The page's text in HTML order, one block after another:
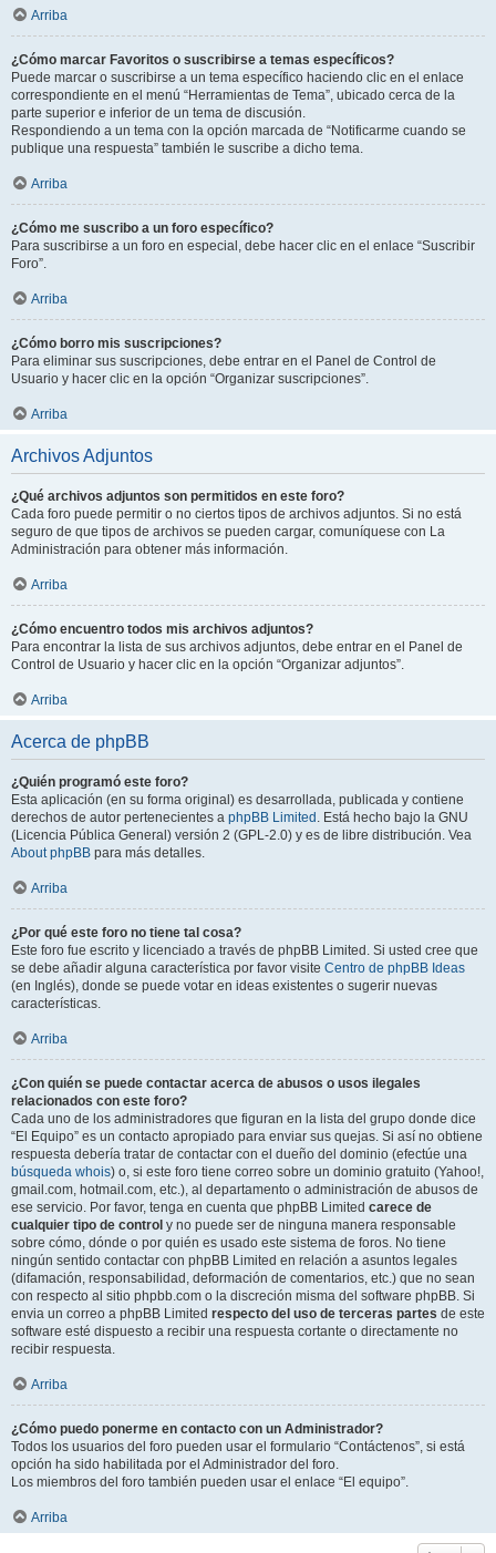
Arriba
¿Cómo marcar Favoritos o suscribirse a temas específicos?
Puede marcar o suscribirse a un tema específico haciendo clic en el enlace
correspondiente en el menú “Herramientas de Tema”, ubicado cerca de la
parte superior e inferior de un tema de discusión.
Respondiendo a un tema con la opción marcada de “Notificarme cuando se
publique una respuesta” también le suscribe a dicho tema.
Arriba
¿Cómo me suscribo a un foro específico?
Para suscribirse a un foro en especial, debe hacer clic en el enlace “Suscribir
Foro”.
Arriba
¿Cómo borro mis suscripciones?
Para eliminar sus suscripciones, debe entrar en el Panel de Control de
Usuario y hacer clic en la opción “Organizar suscripciones”.
Arriba
Archivos Adjuntos
¿Qué archivos adjuntos son permitidos en este foro?
Cada foro puede permitir o no ciertos tipos de archivos adjuntos. Si no está
seguro de que tipos de archivos se pueden cargar, comuníquese con La
Administración para obtener más información.
Arriba
¿Cómo encuentro todos mis archivos adjuntos?
Para encontrar la lista de sus archivos adjuntos, debe entrar en el Panel de
Control de Usuario y hacer clic en la opción “Organizar adjuntos”.
Arriba
Acerca de phpBB
¿Quién programó este foro?
Esta aplicación (en su forma original) es desarrollada, publicada y contiene
derechos de autor pertenecientes a phpBB Limited . Está hecho bajo la GNU
(Licencia Pública General) versión 2 (GPL-2.0) y es de libre distribución. Vea
About phpBB para más detalles.
Arriba
¿Por qué este foro no tiene tal cosa?
Este foro fue escrito y licenciado a través de phpBB Limited. Si usted cree que
se debe añadir alguna característica por favor visite Centro de phpBB Ideas
(en Inglés), donde se puede votar en ideas existentes o sugerir nuevas
características.
Arriba
¿Con quién se puede contactar acerca de abusos o usos ilegales
relacionados con este foro?
Cada uno de los administradores que figuran en la lista del grupo donde dice
“El Equipo” es un contacto apropiado para enviar sus quejas. Si así no obtiene
respuesta debería tratar de contactar con el dueño del dominio (efectúe una
búsqueda whois) o, si este foro tiene correo sobre un dominio gratuito (Yahoo!,
gmail.com, hotmail.com, etc.), al departamento o administración de abusos de
ese servicio. Por favor, tenga en cuenta que phpBB Limited carece de
cualquier tipo de control y no puede ser de ninguna manera responsable
sobre cómo, dónde o por quién es usado este sistema de foros. No tiene
ningún sentido contactar con phpBB Limited en relación a asuntos legales
(difamación, responsabilidad, deformación de comentarios, etc.) que no sean
con respecto al sitio phpbb.com o la discreción misma del software phpBB. Si
envia un correo a phpBB Limited respecto del uso de terceras partes de este
software esté dispuesto a recibir una respuesta cortante o directamente no
recibir respuesta.
Arriba
¿Cómo puedo ponerme en contacto con un Administrador?
Todos los usuarios del foro pueden usar el formulario “Contáctenos”, si está
opción ha sido habilitada por el Administrador del foro.
Los miembros del foro también pueden usar el enlace “El equipo”.
Arriba